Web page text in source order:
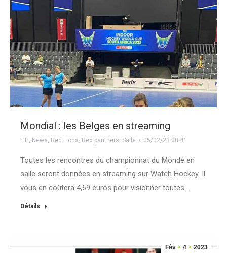
Mondial : les Belges en streaming
FIH , News, Red Lions, Red panthers, Salle 05/02/23 08:41
Toutes les rencontres du championnat du Monde en
salle seront données en streaming sur Watch Hockey. Il
vous en coûtera 4,69 euros pour visionner toutes…
Détails
Fév 4 2023